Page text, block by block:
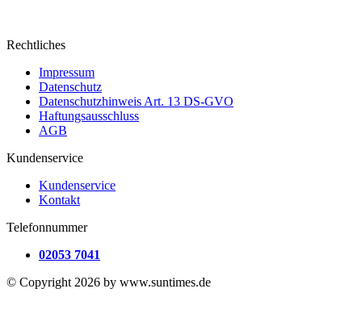
Rechtliches
Impressum
Datenschutz
Datenschutzhinweis Art. 13 DS-GVO
Haftungsausschluss
AGB
Kundenservice
Kundenservice
Kontakt
Telefonnummer
02053 7041
© Copyright 2026 by www.suntimes.de